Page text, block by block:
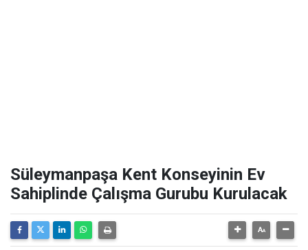
Süleymanpaşa Kent Konseyinin Ev
Sahiplinde Çalışma Gurubu Kurulacak